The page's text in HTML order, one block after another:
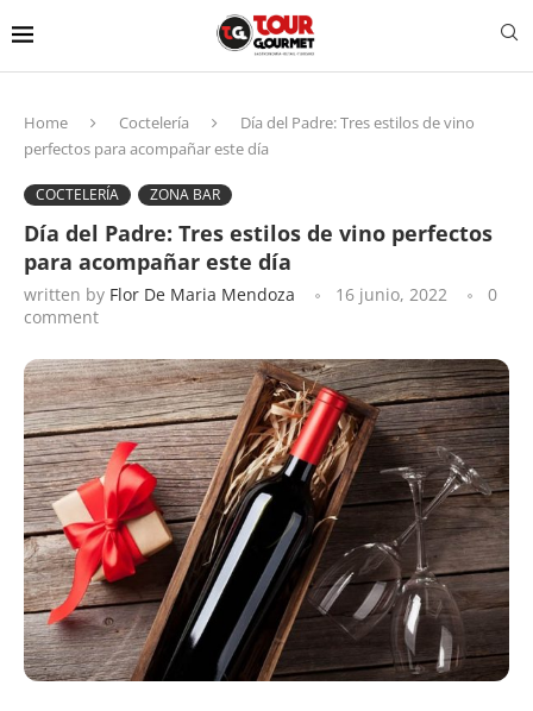
Home Coctelería
Día del Padre: Tres estilos de vino
perfectos para acompañar este día
COCTELERÍA ZONA BAR
Día del Padre: Tres estilos de vino perfectos
para acompañar este día
written by Flor De Maria Mendoza 16 junio, 2022
0
comment